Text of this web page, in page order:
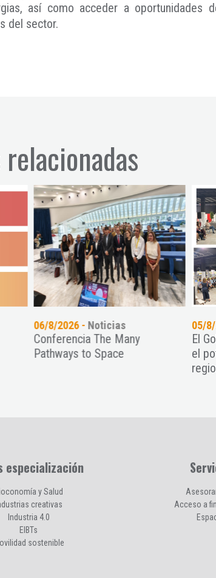
así como acceder a oportunidades
del sector.
06/8/2026 -Noticias
Conferencia The Many
Pathways to Space
05/
El
el
especialización
y Salud
creativas
Industria 4.0
EIBTs
sostenible
Acceso a